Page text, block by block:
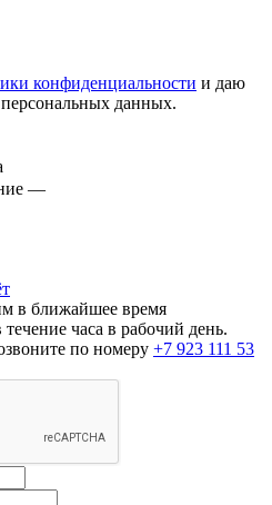
конфиденциальности и даю
данных.
—
в ближайшее время
часа в рабочий день.
по номеру +7 923 111 53